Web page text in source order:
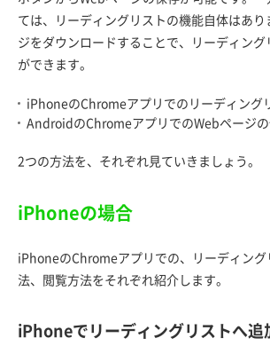
ては、リーディングリストの機能自体はあ
ジをダウンロードすることで、リーディン
ができます。
iPhoneのChromeアプリでのリーディング
AndroidのChromeアプリでのWebページ
2つの方法を、それぞれ見ていきましょう。
iPhoneの場合
iPhoneのChromeアプリでの、リーディン
法、閲覧方法をそれぞれ紹介します。
iPhoneでリーディングリストへ追